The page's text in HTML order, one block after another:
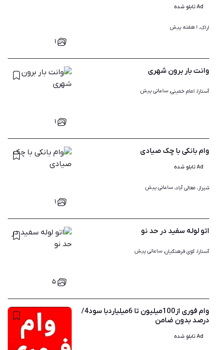
۱
Ad تابلو شده
اراک، ۱ هفته پیش
۱
وانت بار برون شهری
آستارا، امام خمینی، ساعاتی پیش
۱
وام بانکی با چک صیادی
Ad تابلو شده
شیراز، معالی آباد، ساعاتی پیش
۵
اتو لوله سفید در حد نو
آستارا، کوی فرهنگیان، ساعاتی پیش
وام فوری از100میلیون تا 6میلیاردبا سود4/
درصد بدون ضامن
Ad تابلو شده